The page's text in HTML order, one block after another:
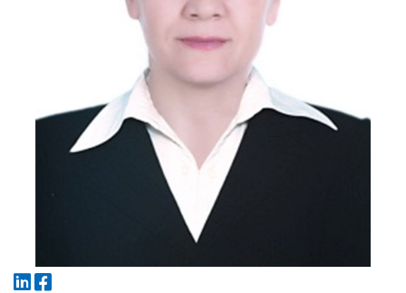
5. To'lov-kontrakt (2)
8. Bakalavriat kvotasi (3)
✉️ Adminga yozish